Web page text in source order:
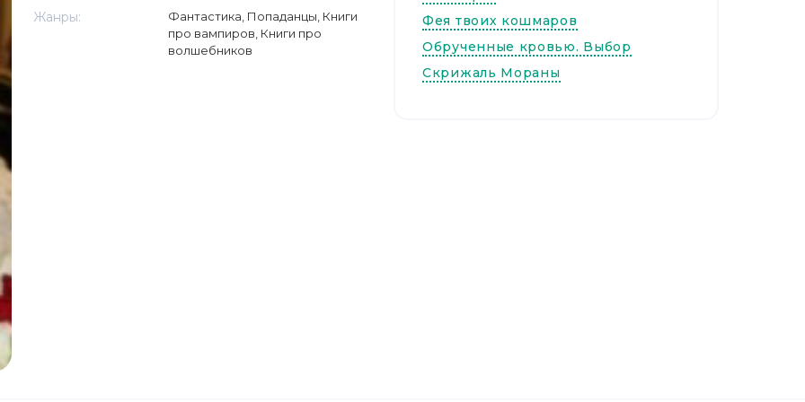
Жанры: Фантастика Попаданцы Книги
про вампиров Книги про
волшебников
Фея твоих кошмаров
Обрученные кровью. Выбор
Скрижаль Мораны